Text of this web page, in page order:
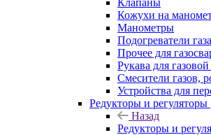
Клапаны
Кожухи на
Манометры
Подогреватели газа
Прочее для
Рукава для
Смесители газов,
Устройства для
Редукторы и регуляторы
Назад
Редукторы и